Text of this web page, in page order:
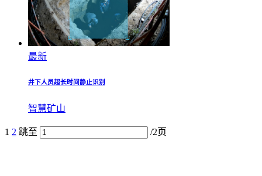
最新
井下人员超长时间静止识别
智慧矿山
1 2 跳至 /2页